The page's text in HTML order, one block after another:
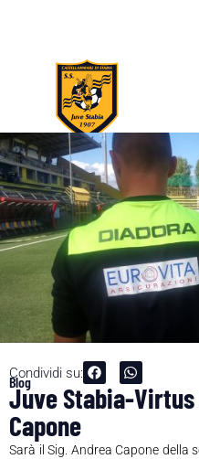
Condividi su:
Blog
Juve Stabia-
Capone
Sarà il Sig. Andrea Capone della